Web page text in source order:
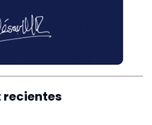
recientes